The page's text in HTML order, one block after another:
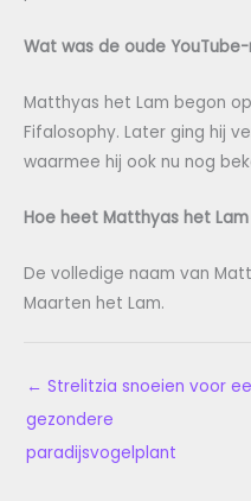
Wat was de oude
Matthyas het Lam begon
Fifalosophy. Later ging hij
waarmee hij ook nu nog
Hoe heet Matthyas het
De volledige naam van
Maarten het Lam.
← Strelitzia snoeien voor
gezondere
paradijsvogelplant